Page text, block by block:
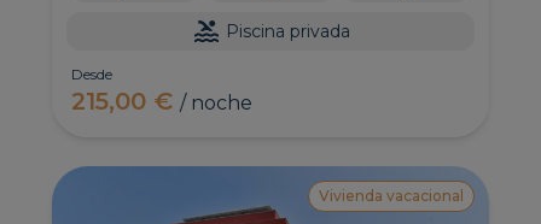
Piscina privada
Desde
215,00 €/ noche
Vivienda vacacional